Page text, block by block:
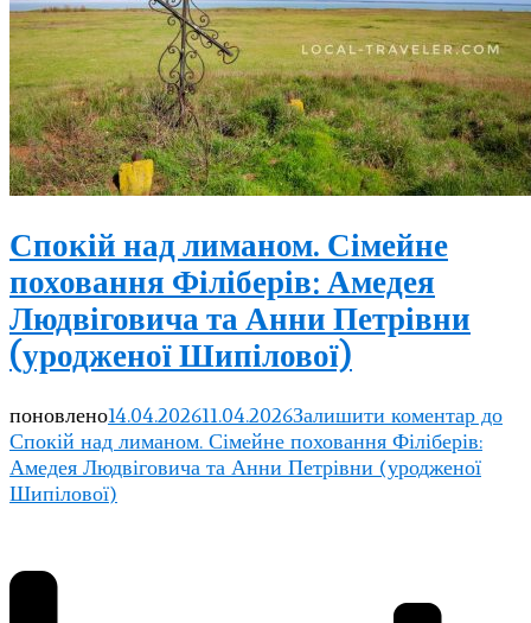
Спокій над лиманом. Сімейне
поховання Філіберів: Амедея
Людвіговича та Анни Петрівни
(уродженої Шипілової)
поновлено14.04.202611.04.2026Залишити коментар до
Спокій над лиманом. Сімейне поховання Філіберів:
Амедея Людвіговича та Анни Петрівни (уродженої
Шипілової)